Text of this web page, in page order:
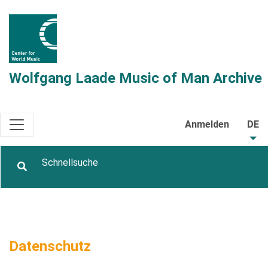
Wolfgang Laade Music of Man Archive
Anmelden DE
Datenschutz